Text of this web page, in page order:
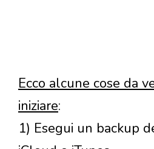
Ecco alcune cose da
iniziare:
1) Esegui un backup